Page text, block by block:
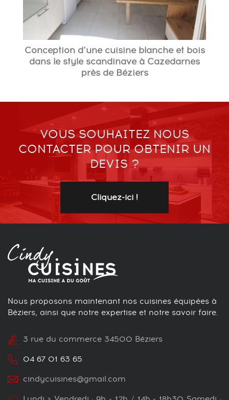
Conception d’une cuisine blanche et bois
dans le style scandinave à Cazedarnes
près de Béziers
VOUS SOUHAITEZ NOUS
CONTACTER POUR OBTENIR UN
DEVIS ?
Cliquez-ici !
Nous proposons maintenant nos cuisines équipées à
Béziers, ainsi que notre expertise et notre savoir faire.
3 rue du commerce 34500 Béziers
04 67 01 63 65
cindycuisines@gmail.com